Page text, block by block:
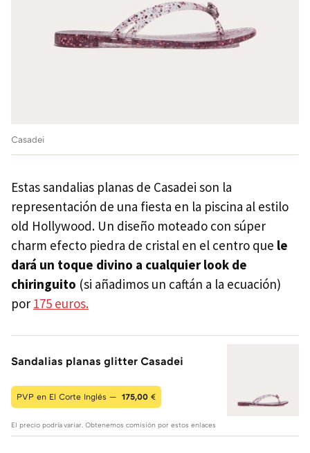
Casadei
Estas sandalias planas de Casadei son la
representación de una fiesta en la piscina al estilo
old Hollywood. Un diseño moteado con súper
charm efecto piedra de cristal en el centro que le
dará un toque divino a cualquier look de
chiringuito (si añadimos un caftán a la ecuación)
por 175 euros.
Sandalias planas glitter Casadei
PVP en El Corte Inglés — 175,00 €
El precio podría variar. Obtenemos comisión por estos enlaces